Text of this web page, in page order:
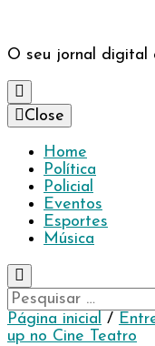
O seu jornal digital
Close
Home
Política
Policial
Eventos
Esportes
Música
Pesquisar
por:
Página inicial /
up no Cine Teatro